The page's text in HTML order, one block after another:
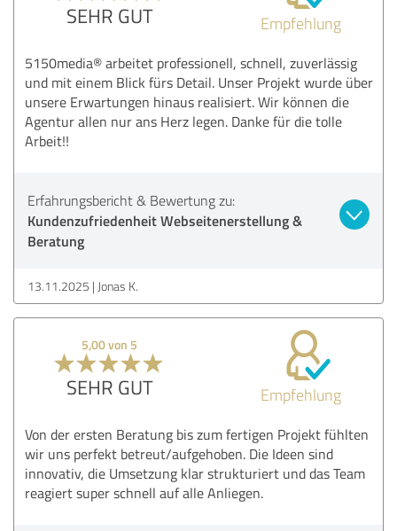
SEHR GUT Empfehlung
5150media® arbeitet professionell, schnell, zuverlässig
und mit einem Blick fürs Detail. Unser Projekt wurde über
unsere Erwartungen hinaus realisiert. Wir können die
Agentur allen nur ans Herz legen. Danke für die tolle
Arbeit!!
Erfahrungsbericht & Bewertung zu:
Kundenzufriedenheit Webseitenerstellung &
Beratung
13.11.2025 Jonas K.
5,00 von 5
SEHR GUT Empfehlung
Von der ersten Beratung bis zum fertigen Projekt fühlten
wir uns perfekt betreut/aufgehoben. Die Ideen sind
innovativ, die Umsetzung klar strukturiert und das Team
reagiert super schnell auf alle Anliegen.